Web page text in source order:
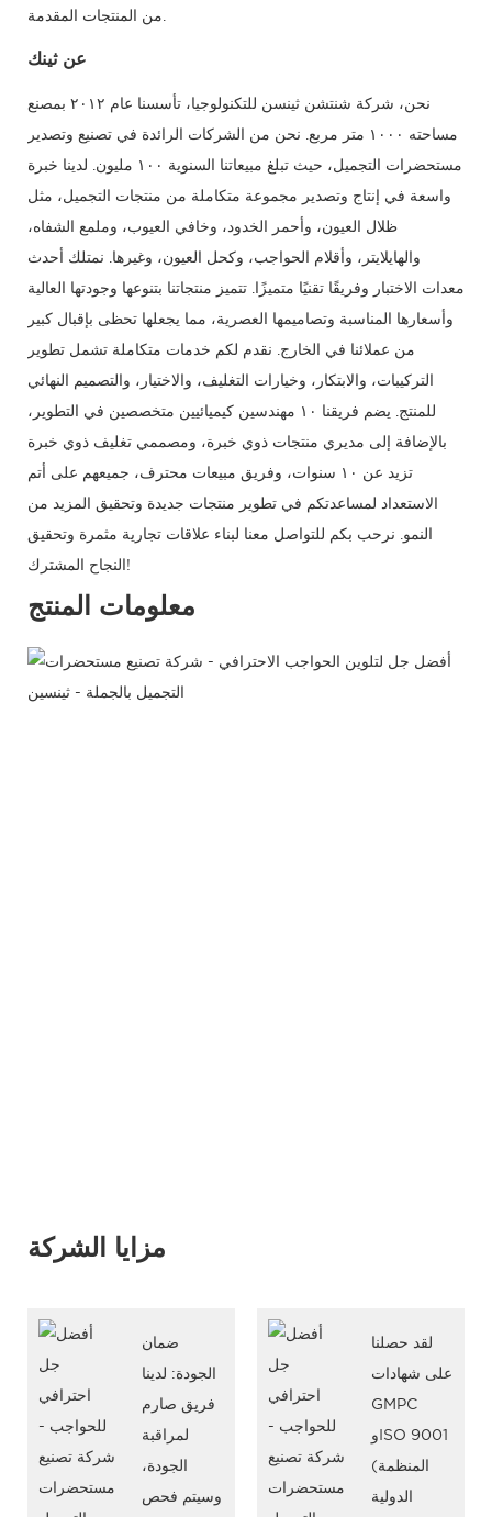
عن ثينك
نحن، شركة شنتشن ثينسن للتكنولوجيا، تأسسنا عام ٢٠١٢ بمصنع
مساحته ١٠٠٠ متر مربع. نحن من الشركات الرائدة في تصنيع وتصدير
مستحضرات التجميل، حيث تبلغ مبيعاتنا السنوية ١٠٠ مليون. لدينا خبرة
واسعة في إنتاج وتصدير مجموعة متكاملة من منتجات التجميل، مثل
ظلال العيون، وأحمر الخدود، وخافي العيوب، وملمع الشفاه،
والهايلايتر، وأقلام الحواجب، وكحل العيون، وغيرها. نمتلك أحدث
معدات الاختبار وفريقًا تقنيًا متميزًا. تتميز منتجاتنا بتنوعها وجودتها العالية
وأسعارها المناسبة وتصاميمها العصرية، مما يجعلها تحظى بإقبال كبير
من عملائنا في الخارج. نقدم لكم خدمات متكاملة تشمل تطوير
التركيبات، والابتكار، وخيارات التغليف، والاختيار، والتصميم النهائي
للمنتج. يضم فريقنا ١٠ مهندسين كيميائيين متخصصين في التطوير،
بالإضافة إلى مديري منتجات ذوي خبرة، ومصممي تغليف ذوي خبرة
تزيد عن ١٠ سنوات، وفريق مبيعات محترف، جميعهم على أتم
الاستعداد لمساعدتكم في تطوير منتجات جديدة وتحقيق المزيد من
النمو. نرحب بكم للتواصل معنا لبناء علاقات تجارية مثمرة وتحقيق
النجاح المشترك!
معلومات المنتج
مزايا الشركة
ضمان
الجودة: لدينا
فريق صارم
لمراقبة
الجودة،
وسيتم فحص
لقد حصلنا
على شهادات
GMPC
وISO 9001
(المنظمة
الدولية